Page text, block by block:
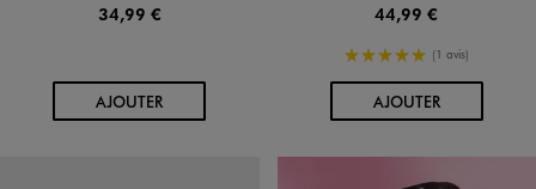
34,99 €
AJOUTERAU PANIER
44,99 €
5/5 de moyenne
(1 avis)
AJOUTERAU PANIER